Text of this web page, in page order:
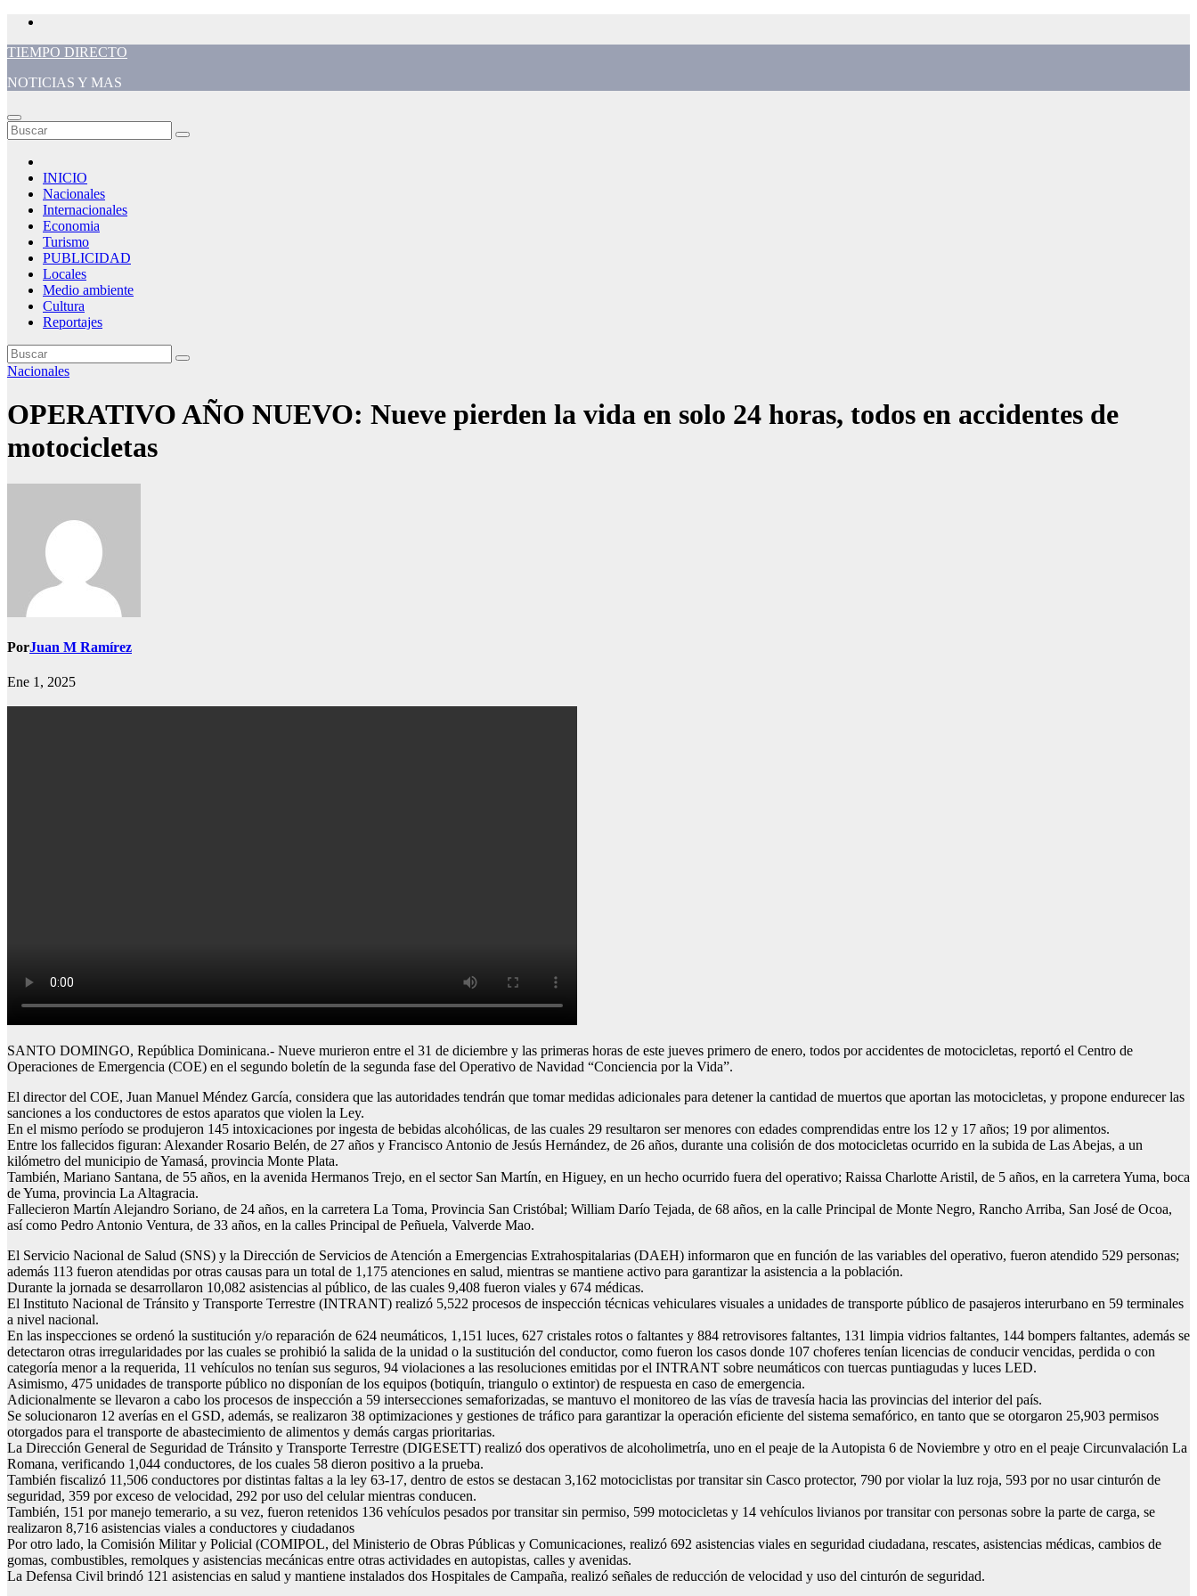
Saltar
contenido
TIEMPO DIRECTO
NOTICIAS Y MAS
INICIO
Nacionales
Internacionales
Economia
Turismo
PUBLICIDAD
Locales
Medio ambiente
Cultura
Reportajes
Nacionales
OPERATIVO AÑO NUEVO: Nueve pierden la vida en solo 24 horas, todos en accidentes de
motocicletas
PorJuan M Ramírez
Ene 1, 2025
SANTO DOMINGO, República Dominicana.- Nueve murieron entre el 31 de diciembre y las primeras horas de este jueves primero de enero, todos por accidentes de motocicletas, reportó el Centro de
Operaciones de Emergencia (COE) en el segundo boletín de la segunda fase del Operativo de Navidad “Conciencia por la Vida”.
El director del COE, Juan Manuel Méndez García, considera que las autoridades tendrán que tomar medidas adicionales para detener la cantidad de muertos que aportan las motocicletas, y propone endurecer las
sanciones a los conductores de estos aparatos que violen la Ley.
En el mismo período se produjeron 145 intoxicaciones por ingesta de bebidas alcohólicas, de las cuales 29 resultaron ser menores con edades comprendidas entre los 12 y 17 años; 19 por alimentos.
Entre los fallecidos figuran: Alexander Rosario Belén, de 27 años y Francisco Antonio de Jesús Hernández, de 26 años, durante una colisión de dos motocicletas ocurrido en la subida de Las Abejas, a un
kilómetro del municipio de Yamasá, provincia Monte Plata.
También, Mariano Santana, de 55 años, en la avenida Hermanos Trejo, en el sector San Martín, en Higuey, en un hecho ocurrido fuera del operativo; Raissa Charlotte Aristil, de 5 años, en la carretera Yuma, boca
de Yuma, provincia La Altagracia.
Fallecieron Martín Alejandro Soriano, de 24 años, en la carretera La Toma, Provincia San Cristóbal; William Darío Tejada, de 68 años, en la calle Principal de Monte Negro, Rancho Arriba, San José de Ocoa,
así como Pedro Antonio Ventura, de 33 años, en la calles Principal de Peñuela, Valverde Mao.
El Servicio Nacional de Salud (SNS) y la Dirección de Servicios de Atención a Emergencias Extrahospitalarias (DAEH) informaron que en función de las variables del operativo, fueron atendido 529 personas;
además 113 fueron atendidas por otras causas para un total de 1,175 atenciones en salud, mientras se mantiene activo para garantizar la asistencia a la población.
Durante la jornada se desarrollaron 10,082 asistencias al público, de las cuales 9,408 fueron viales y 674 médicas.
El Instituto Nacional de Tránsito y Transporte Terrestre (INTRANT) realizó 5,522 procesos de inspección técnicas vehiculares visuales a unidades de transporte público de pasajeros interurbano en 59 terminales
a nivel nacional.
En las inspecciones se ordenó la sustitución y/o reparación de 624 neumáticos, 1,151 luces, 627 cristales rotos o faltantes y 884 retrovisores faltantes, 131 limpia vidrios faltantes, 144 bompers faltantes, además se
detectaron otras irregularidades por las cuales se prohibió la salida de la unidad o la sustitución del conductor, como fueron los casos donde 107 choferes tenían licencias de conducir vencidas, perdida o con
categoría menor a la requerida, 11 vehículos no tenían sus seguros, 94 violaciones a las resoluciones emitidas por el INTRANT sobre neumáticos con tuercas puntiagudas y luces LED.
Asimismo, 475 unidades de transporte público no disponían de los equipos (botiquín, triangulo o extintor) de respuesta en caso de emergencia.
Adicionalmente se llevaron a cabo los procesos de inspección a 59 intersecciones semaforizadas, se mantuvo el monitoreo de las vías de travesía hacia las provincias del interior del país.
Se solucionaron 12 averías en el GSD, además, se realizaron 38 optimizaciones y gestiones de tráfico para garantizar la operación eficiente del sistema semafórico, en tanto que se otorgaron 25,903 permisos
otorgados para el transporte de abastecimiento de alimentos y demás cargas prioritarias.
La Dirección General de Seguridad de Tránsito y Transporte Terrestre (DIGESETT) realizó dos operativos de alcoholimetría, uno en el peaje de la Autopista 6 de Noviembre y otro en el peaje Circunvalación La
Romana, verificando 1,044 conductores, de los cuales 58 dieron positivo a la prueba.
También fiscalizó 11,506 conductores por distintas faltas a la ley 63-17, dentro de estos se destacan 3,162 motociclistas por transitar sin Casco protector, 790 por violar la luz roja, 593 por no usar cinturón de
seguridad, 359 por exceso de velocidad, 292 por uso del celular mientras conducen.
También, 151 por manejo temerario, a su vez, fueron retenidos 136 vehículos pesados por transitar sin permiso, 599 motocicletas y 14 vehículos livianos por transitar con personas sobre la parte de carga, se
realizaron 8,716 asistencias viales a conductores y ciudadanos
Por otro lado, la Comisión Militar y Policial (COMIPOL, del Ministerio de Obras Públicas y Comunicaciones, realizó 692 asistencias viales en seguridad ciudadana, rescates, asistencias médicas, cambios de
gomas, combustibles, remolques y asistencias mecánicas entre otras actividades en autopistas, calles y avenidas.
La Defensa Civil brindó 121 asistencias en salud y mantiene instalados dos Hospitales de Campaña, realizó señales de reducción de velocidad y uso del cinturón de seguridad.